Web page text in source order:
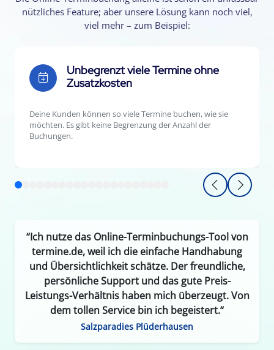
nützliches Feature; aber unsere Lösung kann noch viel,
viel mehr – zum Beispiel:
Unbegrenzt viele Termine ohne
Zusatzkosten
Deine Kunden können so viele Termine buchen, wie sie
möchten. Es gibt keine Begrenzung der Anzahl der
Buchungen.
“Ich nutze das Online-Terminbuchungs-Tool von
termine.de, weil ich die einfache Handhabung
und Übersichtlichkeit schätze. Der freundliche,
persönliche Support und das gute Preis-
Leistungs-Verhältnis haben mich überzeugt. Von
dem tollen Service bin ich begeistert.“
Salzparadies Plüderhausen